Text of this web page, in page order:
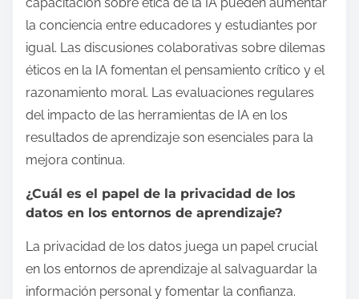
la conciencia entre educadores y estudiantes por
igual. Las discusiones colaborativas sobre dilemas
éticos en la IA fomentan el pensamiento crítico y el
razonamiento moral. Las evaluaciones regulares
del impacto de las herramientas de IA en los
resultados de aprendizaje son esenciales para la
mejora continua.
¿Cuál es el papel de la privacidad de los
datos en los entornos de aprendizaje?
La privacidad de los datos juega un papel crucial
en los entornos de aprendizaje al salvaguardar la
información personal y fomentar la confianza.